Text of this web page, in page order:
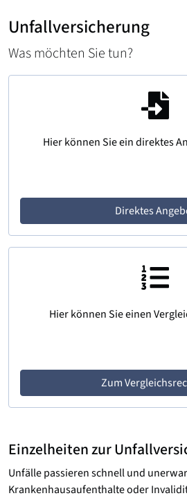
Unfallversicherung
Was möchten Sie tun?
Hier können Sie ein direktes
Direktes
Hier können Sie einen
Zum
Einzelheiten zur
Unfälle passieren schnell und
Krankenhausaufenthalte oder